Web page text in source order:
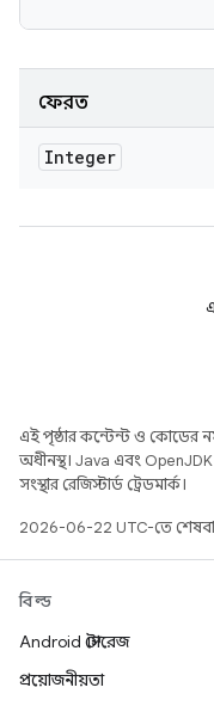
ফেরত
Integer
এই পৃষ্ঠার কন্টেন্ট ও কোডের
অধীনস্থ। Java এবং
সংস্থার রেজিস্টার্ড ট্রেডমার্ক।
2026-06-22 UTC-তে
বিল্ড
Android স্টোরেজ
প্রয়োজনীয়তা